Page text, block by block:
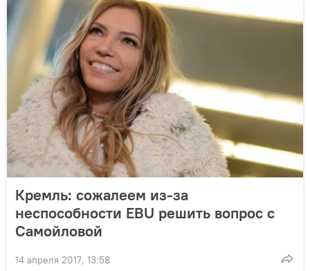
Кремль: сожалеем из-за
неспособности EBU решить вопрос с
Самойловой
14 апреля 2017, 13:58